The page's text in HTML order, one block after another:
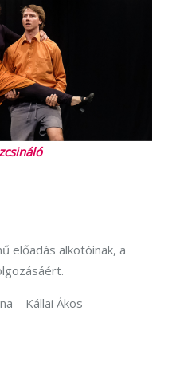
előadás alkotóinak, a
– Kállai Ákos